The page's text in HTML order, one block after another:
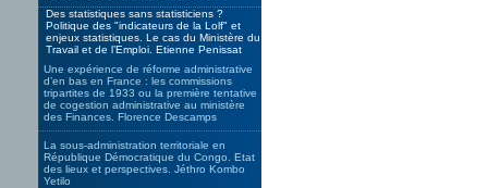
Des statistiques sans statisticiens ?
Politique des "indicateurs de la Lolf" et
enjeux statistiques. Le cas du Ministère du
Travail et de l’Emploi. Etienne Penissat
Une expérience de réforme administrative
d’en bas en France : les commissions
tripartites de 1933 ou la première tentative
de cogestion administrative au ministère
des Finances. Florence Descamps
La sous-administration territoriale en
République Démocratique du Congo. Etat
des lieux et perspectives. Jéthro Kombo
Yetilo